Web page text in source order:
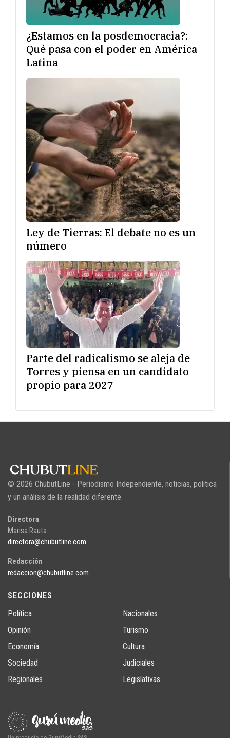
¿Estamos en la posdemocracia?:
Qué pasa con el poder en América
Latina
Ley de Tierras: El debate no es un
número
Parte del radicalismo se aleja de
Torres y piensa en un candidato
propio para 2027
© 2026 ChubutLine - Periodismo Independiente, noticias, politica
y un análisis de la realidad diferente.
Directora
Marisa Rauta
directora@chubutline.com
Redacción
redaccion@chubutline.com
SECCIONES
Política
Opinión
Economía
Sociedad
Regionales
Nacionales
Turismo
Cultura
Judiciales
Legislativas